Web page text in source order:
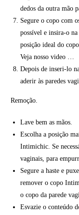
dedos da outra mão
Segure o copo com
possível e insira-o
posição ideal do
Veja nosso video …
Depois de inseri-lo
aderir às paredes
Remoção.
Lave bem as mãos.
Escolha a posição
Intimichic. Se
vaginais, para
Segure a haste e
remover o copo
o copo da parede
Esvazie o conteúdo